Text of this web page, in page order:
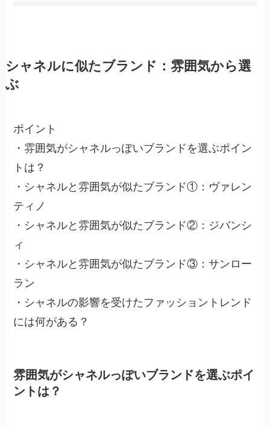
シャネルに似たブランド：雰囲気から選
ぶ
ポイント
・雰囲気がシャネルっぽいブランドを選ぶポイン
トは？
・シャネルと雰囲気が似たブランド①：ヴァレン
ティノ
・シャネルと雰囲気が似たブランド②：ジバンシ
ィ
・シャネルと雰囲気が似たブランド③：サンロー
ラン
・シャネルの影響を受けたファッショントレンド
には何がある？
雰囲気がシャネルっぽいブランドを選ぶポイ
ントは？